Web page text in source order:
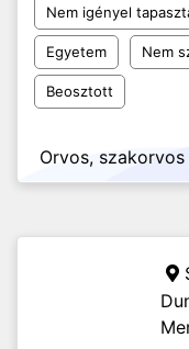
Nem igényel
Egyetem Nem
Beosztott
Orvos, szakorvos